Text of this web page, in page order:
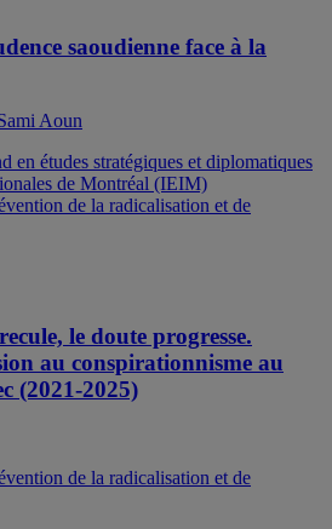
saoudienne face à la
Aoun
le doute progresse.
au conspirationnisme au
(2021-2025)